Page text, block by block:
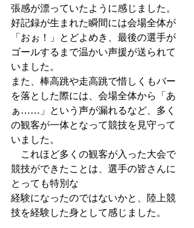
張感が漂っていたように感じました。
好記録が生まれた瞬間には会場全体が
「おぉ！」とどよめき、最後の選手が
ゴールするまで温かい声援が送られて
いました。
また、棒高跳や走高跳で惜しくもバー
を落とした際には、会場全体から「あ
ぁ……」という声が漏れるなど、多く
の観客が一体となって競技を見守って
いました。
これほど多くの観客が入った大会で
競技ができたことは、選手の皆さんに
とっても特別な
経験になったのではないかと、陸上競
技を経験した身として感じました。